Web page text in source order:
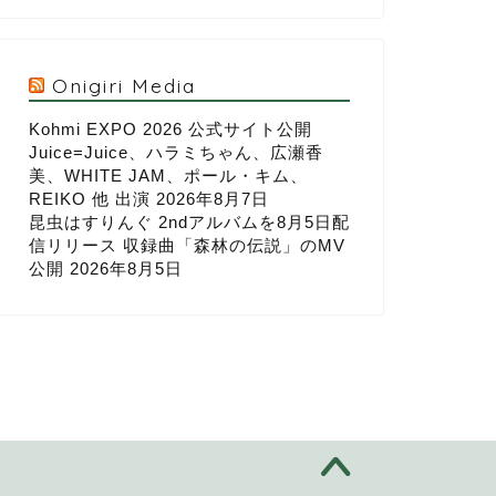
Onigiri Media
Kohmi EXPO 2026 公式サイト公開
Juice=Juice、ハラミちゃん、広瀬香
美、WHITE JAM、ポール・キム、
REIKO 他 出演 2026年8月7日
昆虫はすりんぐ 2ndアルバムを8月5日配
信リリース 収録曲「森林の伝説」のMV
公開 2026年8月5日